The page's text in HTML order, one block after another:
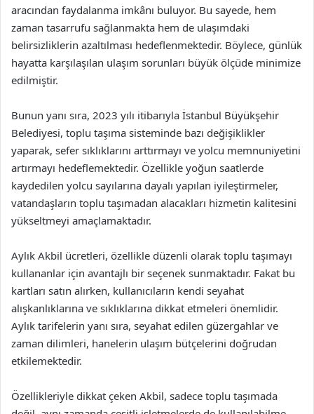
aracından faydalanma imkânı buluyor. Bu sayede, hem
zaman tasarrufu sağlanmakta hem de ulaşımdaki
belirsizliklerin azaltılması hedeflenmektedir. Böylece, günlük
hayatta karşılaşılan ulaşım sorunları büyük ölçüde minimize
edilmiştir.
Bunun yanı sıra, 2023 yılı itibarıyla İstanbul Büyükşehir
Belediyesi, toplu taşıma sisteminde bazı değişiklikler
yaparak, sefer sıklıklarını arttırmayı ve yolcu memnuniyetini
artırmayı hedeflemektedir. Özellikle yoğun saatlerde
kaydedilen yolcu sayılarına dayalı yapılan iyileştirmeler,
vatandaşların toplu taşımadan alacakları hizmetin kalitesini
yükseltmeyi amaçlamaktadır.
Aylık Akbil ücretleri, özellikle düzenli olarak toplu taşımayı
kullananlar için avantajlı bir seçenek sunmaktadır. Fakat bu
kartları satın alırken, kullanıcıların kendi seyahat
alışkanlıklarına ve sıklıklarına dikkat etmeleri önemlidir.
Aylık tarifelerin yanı sıra, seyahat edilen güzergahlar ve
zaman dilimleri, hanelerin ulaşım bütçelerini doğrudan
etkilemektedir.
Özellikleriyle dikkat çeken Akbil, sadece toplu taşımada